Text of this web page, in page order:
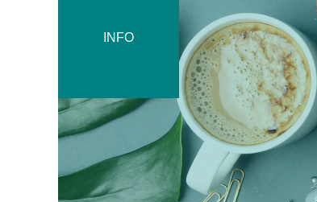
一般スクール
キャンペーン
252：引っ越し
キャンペーン
259：箕面でナポレオンパ
イ
INFO